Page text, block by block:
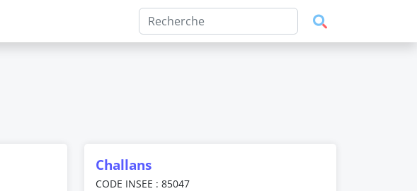
Challans
CODE INSEE : 85047